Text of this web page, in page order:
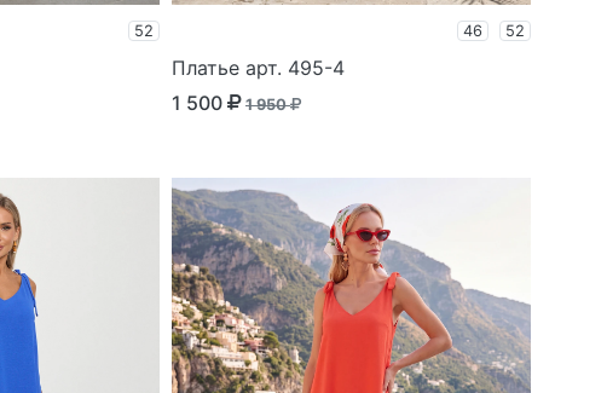
52 46 52
Платье арт. 495-4
1 500
1 950